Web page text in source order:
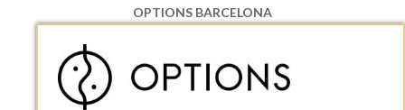
OPTIONS BARCELONA
08130 Santa Perpetua de Moguda, Barcelona
ESPAñA
Teléfono:
+34 935 724 041